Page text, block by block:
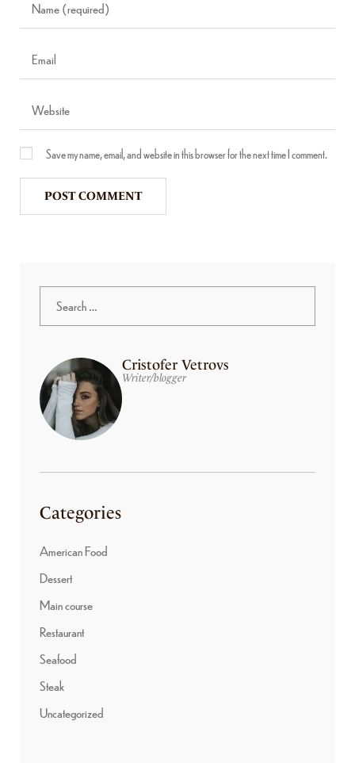
Save my name, email, and website in this browser for the next time I comment.
Cristofer Vetrovs
Writer/blogger
Categories
American Food
Dessert
Main course
Restaurant
Seafood
Steak
Uncategorized